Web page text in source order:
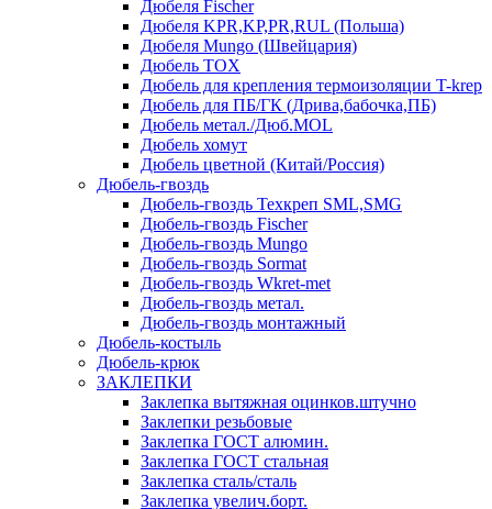
Дюбеля Fischer
Дюбеля KPR,KP,PR,RUL (Польша)
Дюбеля Mungo (Швейцария)
Дюбель TOX
Дюбель для крепления термоизоляции T-krep
Дюбель для ПБ/ГК (Дрива,бабочка,ПБ)
Дюбель метал./Дюб.MOL
Дюбель хомут
Дюбель цветной (Китай/Россия)
Дюбель-гвоздь
Дюбель-гвоздь Техкреп SML,SMG
Дюбель-гвоздь Fischer
Дюбель-гвоздь Mungo
Дюбель-гвоздь Sormat
Дюбель-гвоздь Wkret-met
Дюбель-гвоздь метал.
Дюбель-гвоздь монтажный
Дюбель-костыль
Дюбель-крюк
ЗАКЛЕПКИ
Заклепка вытяжная оцинков.штучно
Заклепки резьбовые
Заклепка ГОСТ алюмин.
Заклепка ГОСТ стальная
Заклепка сталь/сталь
Заклепка увелич.борт.